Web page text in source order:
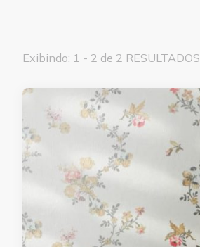
Exibindo: 1 - 2 de 2 RESULTADOS